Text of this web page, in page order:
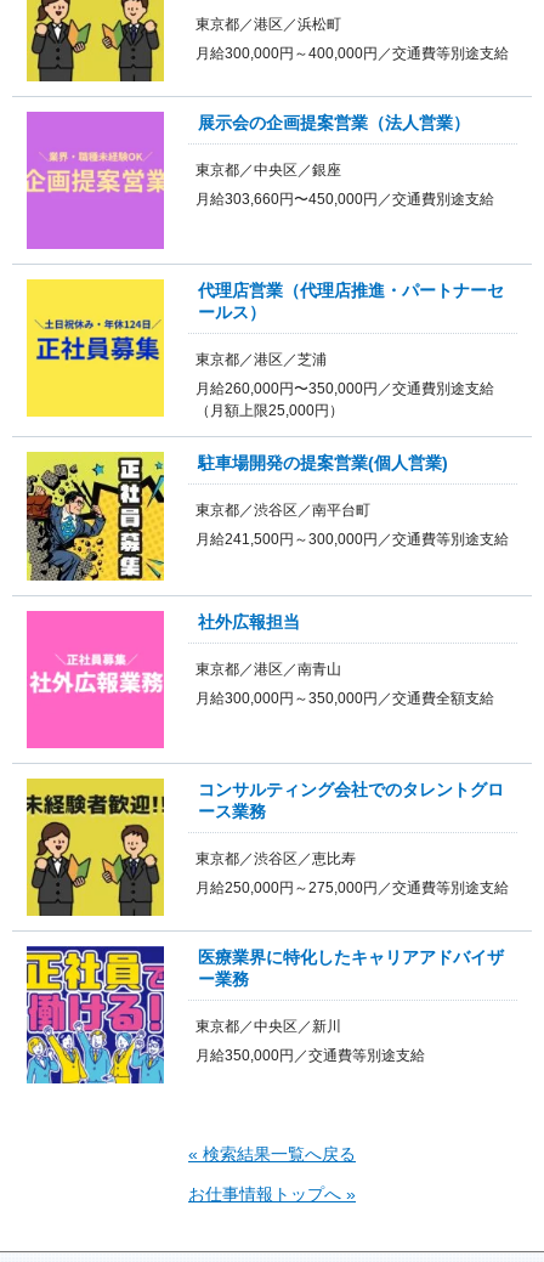
東京都／港区／浜松町
月給300,000円～400,000円／交通費等別途支給
展示会の企画提案営業（法人営業）
東京都／中央区／銀座
月給303,660円〜450,000円／交通費別途支給
代理店営業（代理店推進・パートナーセ
ールス）
東京都／港区／芝浦
月給260,000円〜350,000円／交通費別途支給
（月額上限25,000円）
駐車場開発の提案営業(個人営業)
東京都／渋谷区／南平台町
月給241,500円～300,000円／交通費等別途支給
社外広報担当
東京都／港区／南青山
月給300,000円～350,000円／交通費全額支給
コンサルティング会社でのタレントグロ
ース業務
東京都／渋谷区／恵比寿
月給250,000円～275,000円／交通費等別途支給
医療業界に特化したキャリアアドバイザ
ー業務
東京都／中央区／新川
月給350,000円／交通費等別途支給
« 検索結果一覧へ戻る
お仕事情報トップへ »